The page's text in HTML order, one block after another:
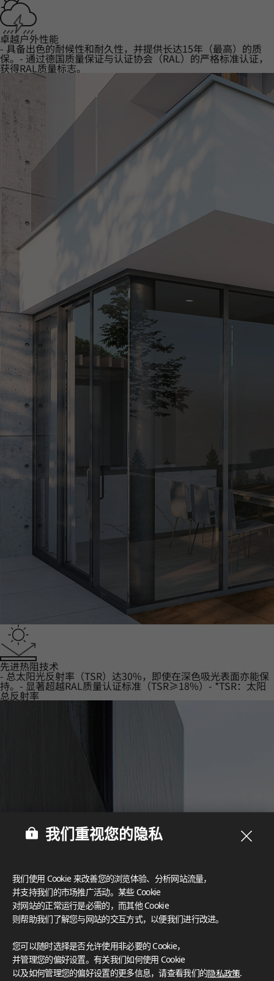
卓越户外性能
- 具备出色的耐候性和耐久性，并提供长达15年（最高）的质
保。- 通过德国质量保证与认证协会（RAL）的严格标准认证，
获得RAL质量标志。
‌先进热阻技术
- 总太阳光反射率（TSR）达30%，即使在深色吸光表面亦能保
持。- 显著超越RAL质量认证标准（TSR≥18%）- *TSR：太阳
总反射率
我们重视您的隐私
我们使用 Cookie 来改善您的浏览体验、分析网站流量，
并支持我们的市场推广活动。某些 Cookie
对网站的正常运行是必需的，而其他 Cookie
则帮助我们了解您与网站的交互方式，以便我们进行改进。
您可以随时选择是否允许使用非必要的 Cookie，
并管理您的偏好设置。有关我们如何使用 Cookie
以及如何管理您的偏好设置的更多信息，请查看我们的隐私政策.